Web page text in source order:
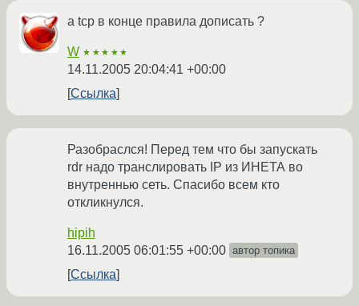
а tcp в конце правила дописать ?
W ★★★★★
14.11.2005 20:04:41 +00:00
Ссылка
Разобраслся! Перед тем что бы запускать
rdr надо транслировать IP из ИНЕТА во
внутреннью сеть. Спасибо всем кто
откликнулся.
hipih
16.11.2005 06:01:55 +00:00 автор топика
Ссылка